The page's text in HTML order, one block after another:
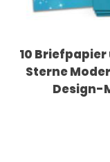
10 Briefpapier
Sterne
Design-